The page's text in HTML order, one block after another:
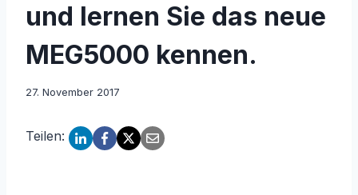
und lernen Sie das neue
MEG5000 kennen.
27. November 2017
Teilen: